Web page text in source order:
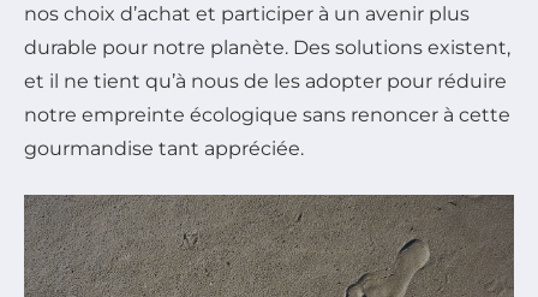
nos choix d’achat et participer à un avenir plus
durable pour notre planète. Des solutions existent,
et il ne tient qu’à nous de les adopter pour réduire
notre empreinte écologique sans renoncer à cette
gourmandise tant appréciée.